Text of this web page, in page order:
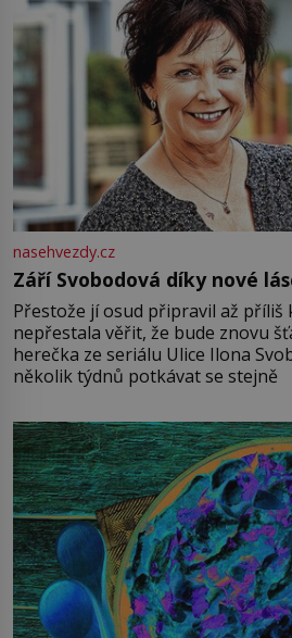
nasehvezdy.cz
Září Svobodová díky nové
Přestože jí osud připravil až
nepřestala věřit, že bude znovu šťastná.
herečka ze seriálu Ulice Ilona
několik týdnů potkávat se stejně